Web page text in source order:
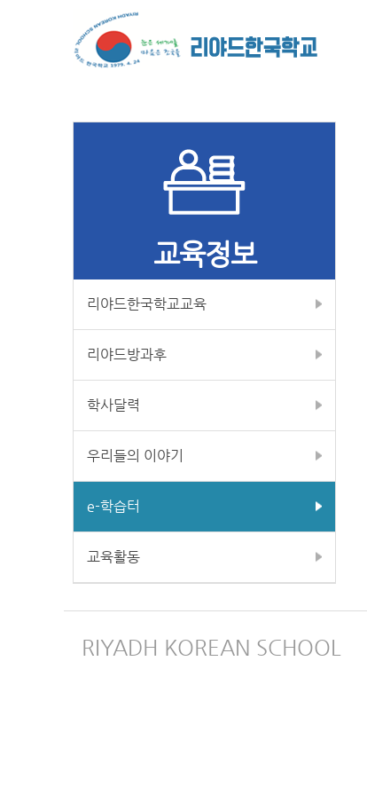
교육정보
리야드한국학교교육
리야드방과후
학사달력
우리들의 이야기
e-학습터
교육활동
RIYADH KOREAN SCHOOL